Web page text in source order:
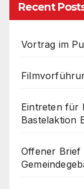
Recent
Vortrag im
Eintreten für
Bastelaktion
Offener Brief